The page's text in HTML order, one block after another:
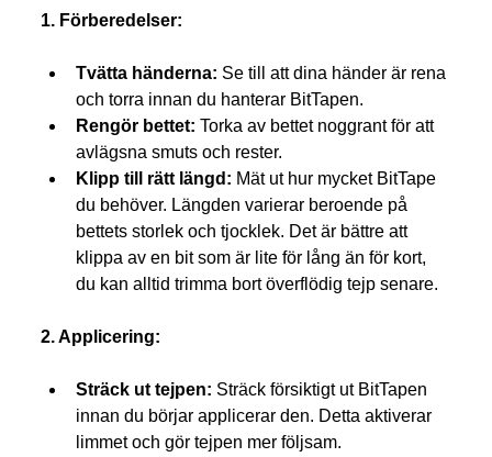
1. Förberedelser:
Tvätta händerna: Se till att dina händer är rena
och torra innan du hanterar BitTapen.
Rengör bettet: Torka av bettet noggrant för att
avlägsna smuts och rester.
Klipp till rätt längd: Mät ut hur mycket BitTape
du behöver. Längden varierar beroende på
bettets storlek och tjocklek. Det är bättre att
klippa av en bit som är lite för lång än för kort,
du kan alltid trimma bort överflödig tejp senare.
2. Applicering:
Sträck ut tejpen: Sträck försiktigt ut BitTapen
innan du börjar applicerar den. Detta aktiverar
limmet och gör tejpen mer följsam.